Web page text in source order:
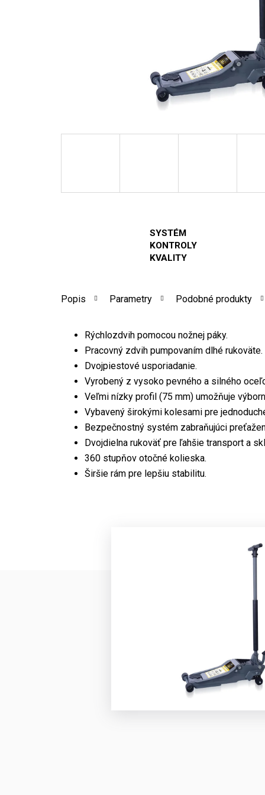
SYSTÉM
KONTROLY
KVALITY
Popis Parametry Podobné produkty
Rýchlozdvih pomocou nožnej páky.
Pracovný zdvih pumpovaním dlhé rukoväte.
Dvojpiestové usporiadanie.
Vyrobený z vysoko pevného a silného
Veľmi nízky profil (75 mm) umožňuje
Vybavený širokými kolesami pre
Bezpečnostný systém zabraňujúci
Dvojdielna rukoväť pre ľahšie transport a
360 stupňov otočné kolieska.
Širšie rám pre lepšiu stabilitu.